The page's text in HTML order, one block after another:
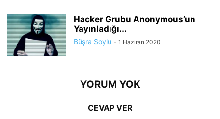
Hacker Grubu Anonymous’un
Yayınladığı...
Büşra Soylu - 1 Haziran 2020
YORUM YOK
CEVAP VER